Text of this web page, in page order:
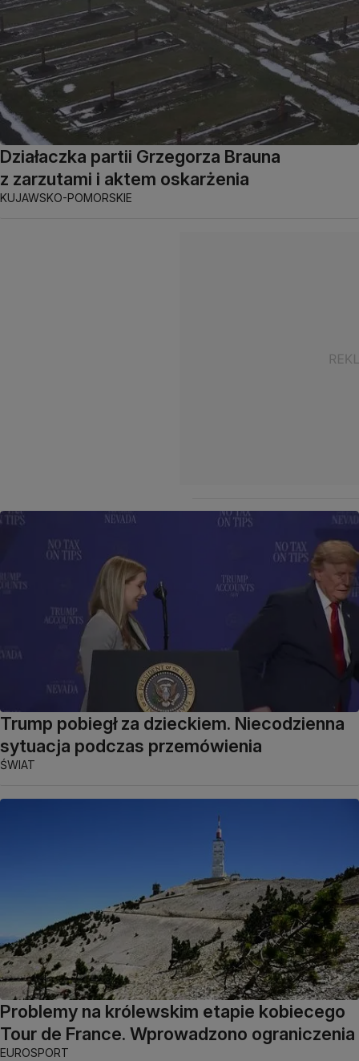
Działaczka partii Grzegorza Brauna
z zarzutami i aktem oskarżenia
KUJAWSKO-POMORSKIE
Trump pobiegł za dzieckiem. Niecodzienna
sytuacja podczas przemówienia
ŚWIAT
Problemy na królewskim etapie kobiecego
Tour de France. Wprowadzono ograniczenia
EUROSPORT